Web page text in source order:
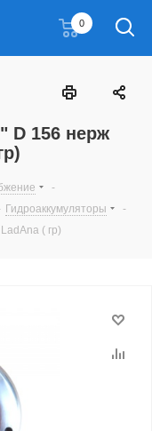
0
D 156 нерж
-
Гидроаккумуляторы
-
( гр)